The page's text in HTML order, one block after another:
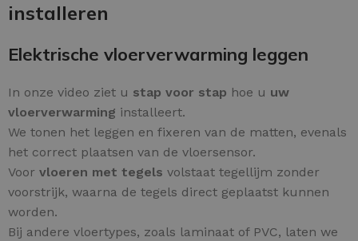
installeren
Elektrische vloerverwarming leggen
In onze video ziet u stap voor stap hoe u uw
vloerverwarming installeert.
We tonen het leggen en fixeren van de matten, evenals
het correct plaatsen van de vloersensor.
Voor vloeren met tegels volstaat tegellijm zonder
voorstrijk, waarna de tegels direct geplaatst kunnen
worden.
Bij andere vloertypes, zoals laminaat of PVC, laten we